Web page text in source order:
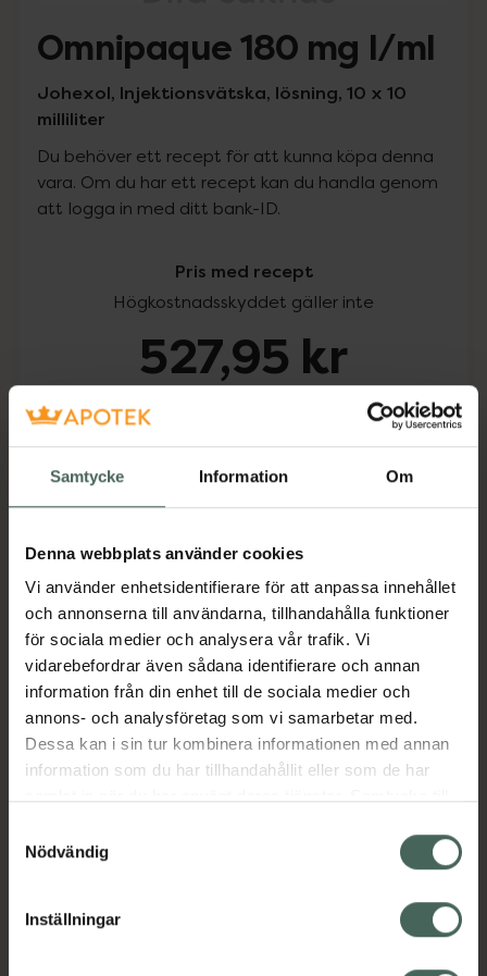
Samtycke Information Om
Denna webbplats använder cookies
Vi använder enhetsidentifierare för att anpassa innehållet
och annonserna till användarna, tillhandahålla funktioner
för sociala medier och analysera vår trafik. Vi
vidarebefordrar även sådana identifierare och annan
information från din enhet till de sociala medier och
annons- och analysföretag som vi samarbetar med.
Dessa kan i sin tur kombinera informationen med annan
information som du har tillhandahållit eller som de har
återkalla ditt samtycke via webbplatsens
cookieinställningar. Ett återkallat samtycke påverkar inte
lagligheten av behandling som skett innan återkallelsen.
Nödvändig
Inställningar
Omnipaque 180 mg I/ml
Johexol, Injektionsvätska, lösning, 10 x 10
milliliter
Du behöver ett recept för att kunna köpa denna
vara. Om du har ett recept kan du handla genom
att logga in med ditt bank-ID.
Pris med recept
Högkostnadsskyddet gäller inte
527,95 kr
Köp via ditt recept
Beskrivning Dölj
Läs alltid bipacksedeln innan
användning.
EAN:07046260658707
Visa